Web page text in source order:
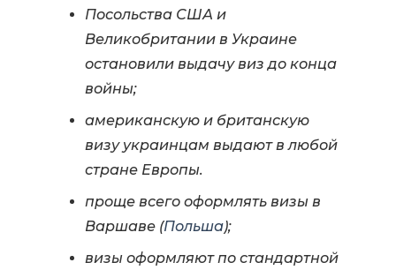
Посольства США и
Великобритании в Украине
остановили выдачу виз до конца
войны;
американскую и британскую
визу украинцам выдают в любой
стране Европы.
проще всего оформлять визы в
Варшаве (Польша);
визы оформляют по стандартной